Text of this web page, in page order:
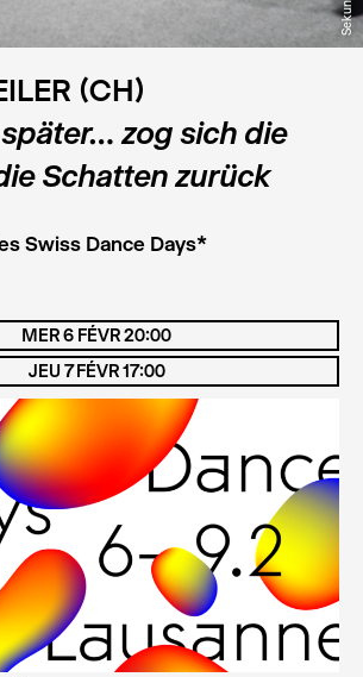
(CH)
zog sich die
Schatten zurück
Swiss Dance Days*
MER 6 FÉVR 20:00
JEU 7 FÉVR 17:00